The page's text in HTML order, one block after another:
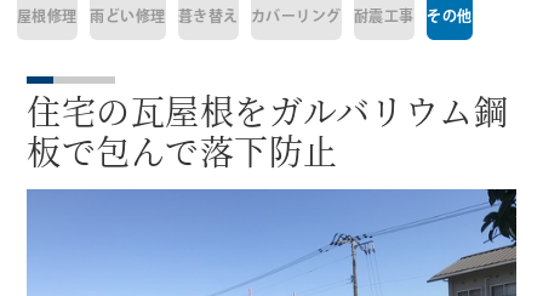
屋根修理 雨どい修理 葺き替え カバーリング 耐震工事 その他
住宅の瓦屋根をガルバリウム鋼
板で包んで落下防止